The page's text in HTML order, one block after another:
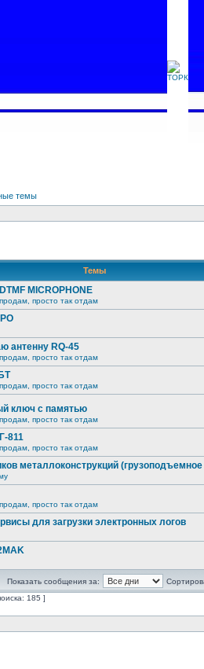
темы
Темы
MICROPHONE
просто так отдам
РО
антенну RQ-45
просто так отдам
просто так отдам
ключ с памятью
просто так отдам
811
просто так отдам
металлоконструкций
просто так отдам
для загрузки электронных логов
Показать сообщения за:
185 ]